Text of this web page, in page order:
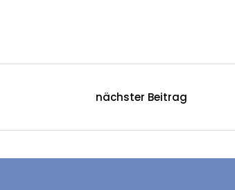
nächster Beitrag